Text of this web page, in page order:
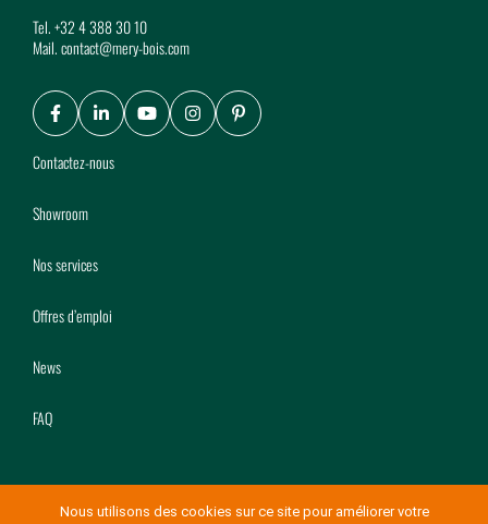
Tel.+32 4 388 30 10
Mail.contact@mery-bois.com
Facebook
LinkedIn
YoutubeInstagram
Pinterest
Contactez-nous
Showroom
Nos services
Offres d’emploi
News
FAQ
Nous utilisons des cookies sur ce site pour améliorer votre